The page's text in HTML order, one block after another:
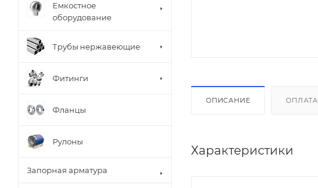
ОПИСАНИЕ ОПЛАТА
Характеристики
Емкостное
оборудование
Трубы нержавеющие
Фитинги
Фланцы
Рулоны
Запорная арматура